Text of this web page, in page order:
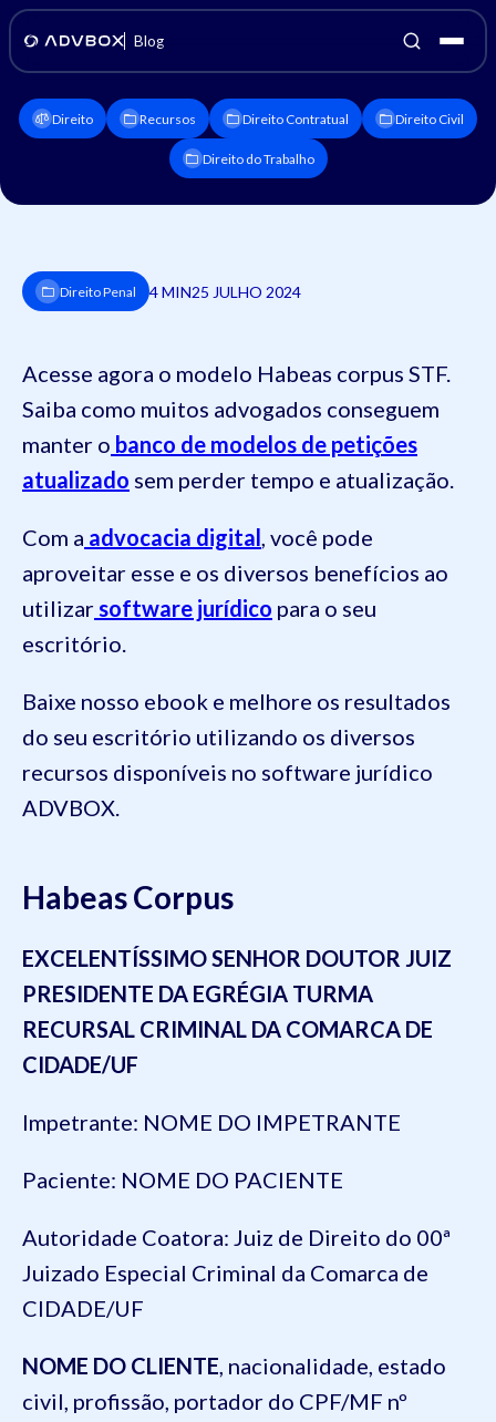
Blog
Direito Recursos Direito Contratual Direito Civil
Direito do Trabalho
Direito Penal 4 MIN25 JULHO 2024
Acesse agora o modelo Habeas corpus STF.
Saiba como muitos advogados conseguem
manter o banco de modelos de petições
atualizado sem perder tempo e atualização.
Com a advocacia digital, você pode
aproveitar esse e os diversos benefícios ao
utilizarsoftware jurídico para o seu
escritório.
Baixe nosso ebook e melhore os resultados
do seu escritório utilizando os diversos
recursos disponíveis no software jurídico
ADVBOX.
Habeas Corpus
EXCELENTÍSSIMO SENHOR DOUTOR JUIZ
PRESIDENTE DA EGRÉGIA TURMA
RECURSAL CRIMINAL DA COMARCA DE
CIDADE/UF
Impetrante: NOME DO IMPETRANTE
Paciente: NOME DO PACIENTE
Autoridade Coatora: Juiz de Direito do 00ª
Juizado Especial Criminal da Comarca de
CIDADE/UF
NOME DO CLIENTE, nacionalidade, estado
civil, profissão, portador do CPF/MF nº